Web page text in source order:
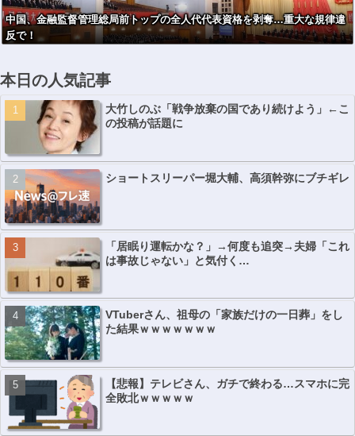
議！
中国、金融監督管理総局前トップの全人代代表資格を剥奪…重大な規律違
反で！
本日の人気記事
大竹しのぶ「戦争放棄の国であり続けよう」←こ
の投稿が話題に
ショートスリーパー堀大輔、高須幹弥にブチギレ
「居眠り運転かな？」→何度も追突→夫婦「これ
は事故じゃない」と気付く…
VTuberさん、祖母の「家族だけの一日葬」をし
た結果ｗｗｗｗｗｗｗ
【悲報】テレビさん、ガチで終わる…スマホに完
全敗北ｗｗｗｗｗ